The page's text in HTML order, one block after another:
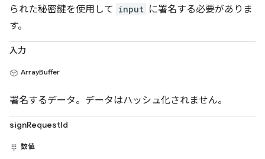
られた秘密鍵を使用して input に署名する必要がありま
す。
入力
ArrayBuffer
署名するデータ。データはハッシュ化されません。
signRequestId
数値